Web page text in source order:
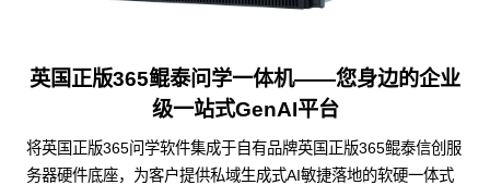
英国正版365鲲泰问学一体机——您身边的企业
级一站式GenAI平台
将英国正版365问学软件集成于自有品牌英国正版365鲲泰信创服
务器硬件底座，为客户提供私域生成式AI敏捷落地的软硬一体式